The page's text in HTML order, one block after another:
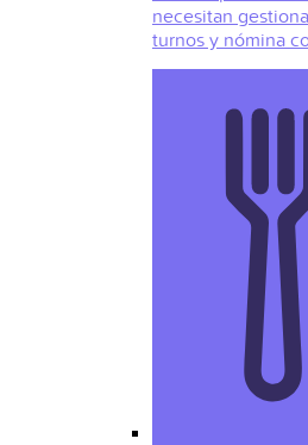
necesitan
turnos y nómina